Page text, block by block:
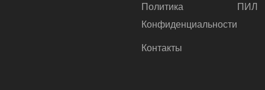
Политика
Конфиденциальности
ПИЛ
Контакты